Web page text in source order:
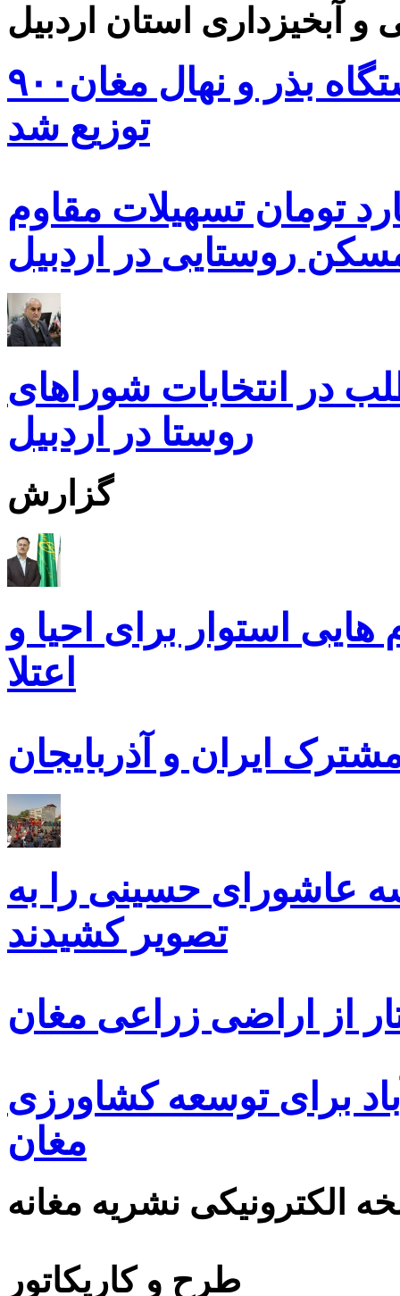
۹۰۰هزار اصله نهال توسط ایستگاه بذر و نهال مغان
توزیع شد
هزار و ۴۸۰ میلیارد تومان تسهیلات مقاوم
روستایی در اردبیل
از ۵۰۰۰ داوطلب در انتخابات شوراهای
روستا در اردبیل
گزارش
استوار برای احیا و
اعتلا
ایران و آذربایجان
عاشورای حسینی را به
تصویر کشیدند
از اراضی زراعی مغان
برای توسعه کشاورزی
مغان
الکترونیکی نشریه مغانه
طرح و کاریکاتور